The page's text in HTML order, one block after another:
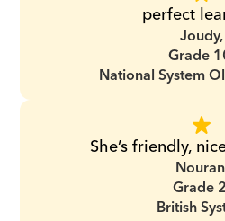
perfect
Joudy,
Grade
National System
She’s friendly,
Grade
British